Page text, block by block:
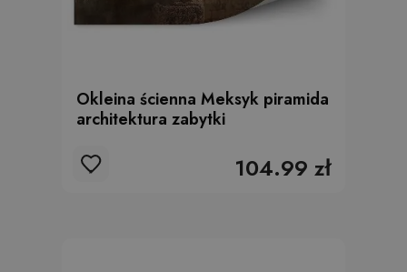
Okleina ścienna Meksyk piramida
architektura zabytki
104.99 zł